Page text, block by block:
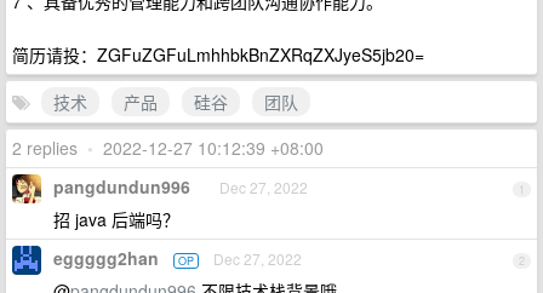
简历请投：ZGFuZGFuLmhhbkBnZXRqZXJyeS5jb20=
技术
产品 硅谷
团队
2 replies • 2022-12-27 10:12:39 +08:00
1
pangdundun996 Dec 27, 2022
招 java 后端吗？
2
eggggg2han OP Dec 27, 2022